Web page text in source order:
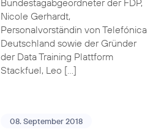
Bundestagabgeordneter der FDP,
Nicole Gerhardt,
Personalvorständin von Telefónica
Deutschland sowie der Gründer
der Data Training Plattform
Stackfuel, Leo […]
08. September 2018